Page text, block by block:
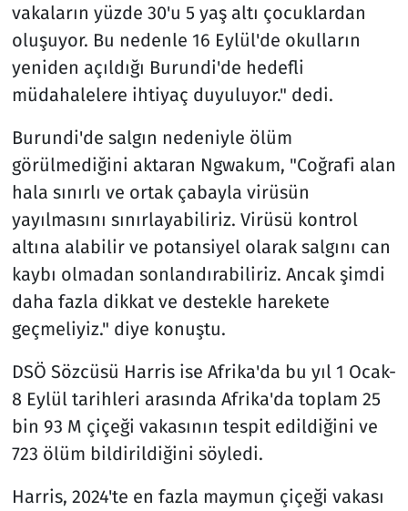
vakaların yüzde 30'u 5 yaş altı çocuklardan
oluşuyor. Bu nedenle 16 Eylül'de okulların
yeniden açıldığı Burundi'de hedefli
müdahalelere ihtiyaç duyuluyor." dedi.
Burundi'de salgın nedeniyle ölüm
görülmediğini aktaran Ngwakum, "Coğrafi alan
hala sınırlı ve ortak çabayla virüsün
yayılmasını sınırlayabiliriz. Virüsü kontrol
altına alabilir ve potansiyel olarak salgını can
kaybı olmadan sonlandırabiliriz. Ancak şimdi
daha fazla dikkat ve destekle harekete
geçmeliyiz." diye konuştu.
DSÖ Sözcüsü Harris ise Afrika'da bu yıl 1 Ocak-
8 Eylül tarihleri arasında Afrika'da toplam 25
bin 93 M çiçeği vakasının tespit edildiğini ve
723 ölüm bildirildiğini söyledi.
Harris, 2024'te en fazla maymun çiçeği vakası